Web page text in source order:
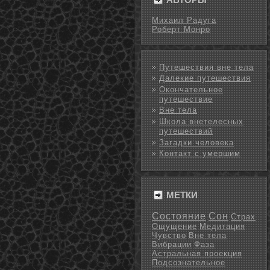
Михаил Радуга
Роберт Монро
Путешествия вне тела
Далекие путешествия
Окончательное
путешествие
Вне тела
Школа внетелесных
путешествий
Загадки человека
Контакт с умершим
МЕТКИ
Состояние Сон Страх
Ощущение Медитация
Чувство Вне тела
Вибрации Фаза
Астральная проекция
Подсознательное